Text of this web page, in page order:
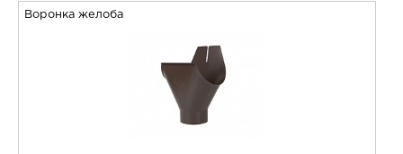
Воронка желоба